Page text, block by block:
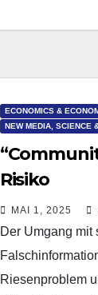
ECONOMICS &
NEW MEDIA, SCIENCE
Risiko
MAI 1, 2025
Der Umgang mit
Riesenproblem